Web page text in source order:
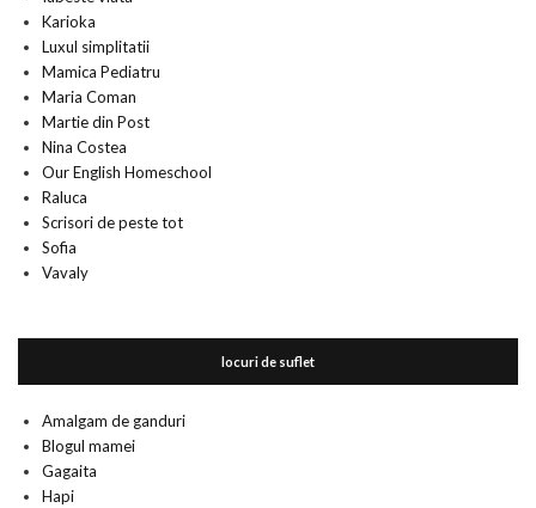
Karioka
Luxul simplitatii
Mamica Pediatru
Maria Coman
Martie din Post
Nina Costea
Our English Homeschool
Raluca
Scrisori de peste tot
Sofia
Vavaly
locuri de suflet
Amalgam de ganduri
Blogul mamei
Gagaita
Hapi